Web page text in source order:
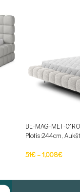
BE-MAG-MET-
Plotis:244cm,
51€–1,008€